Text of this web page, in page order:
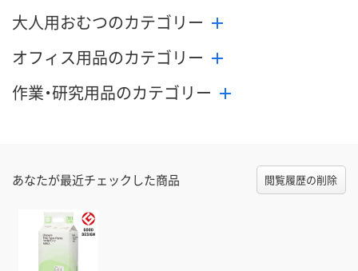
大人用おむつのカテゴリー
オフィス用品のカテゴリー
作業・研究用品のカテゴリー
あなたが最近チェックした商品 閲覧履歴の削除